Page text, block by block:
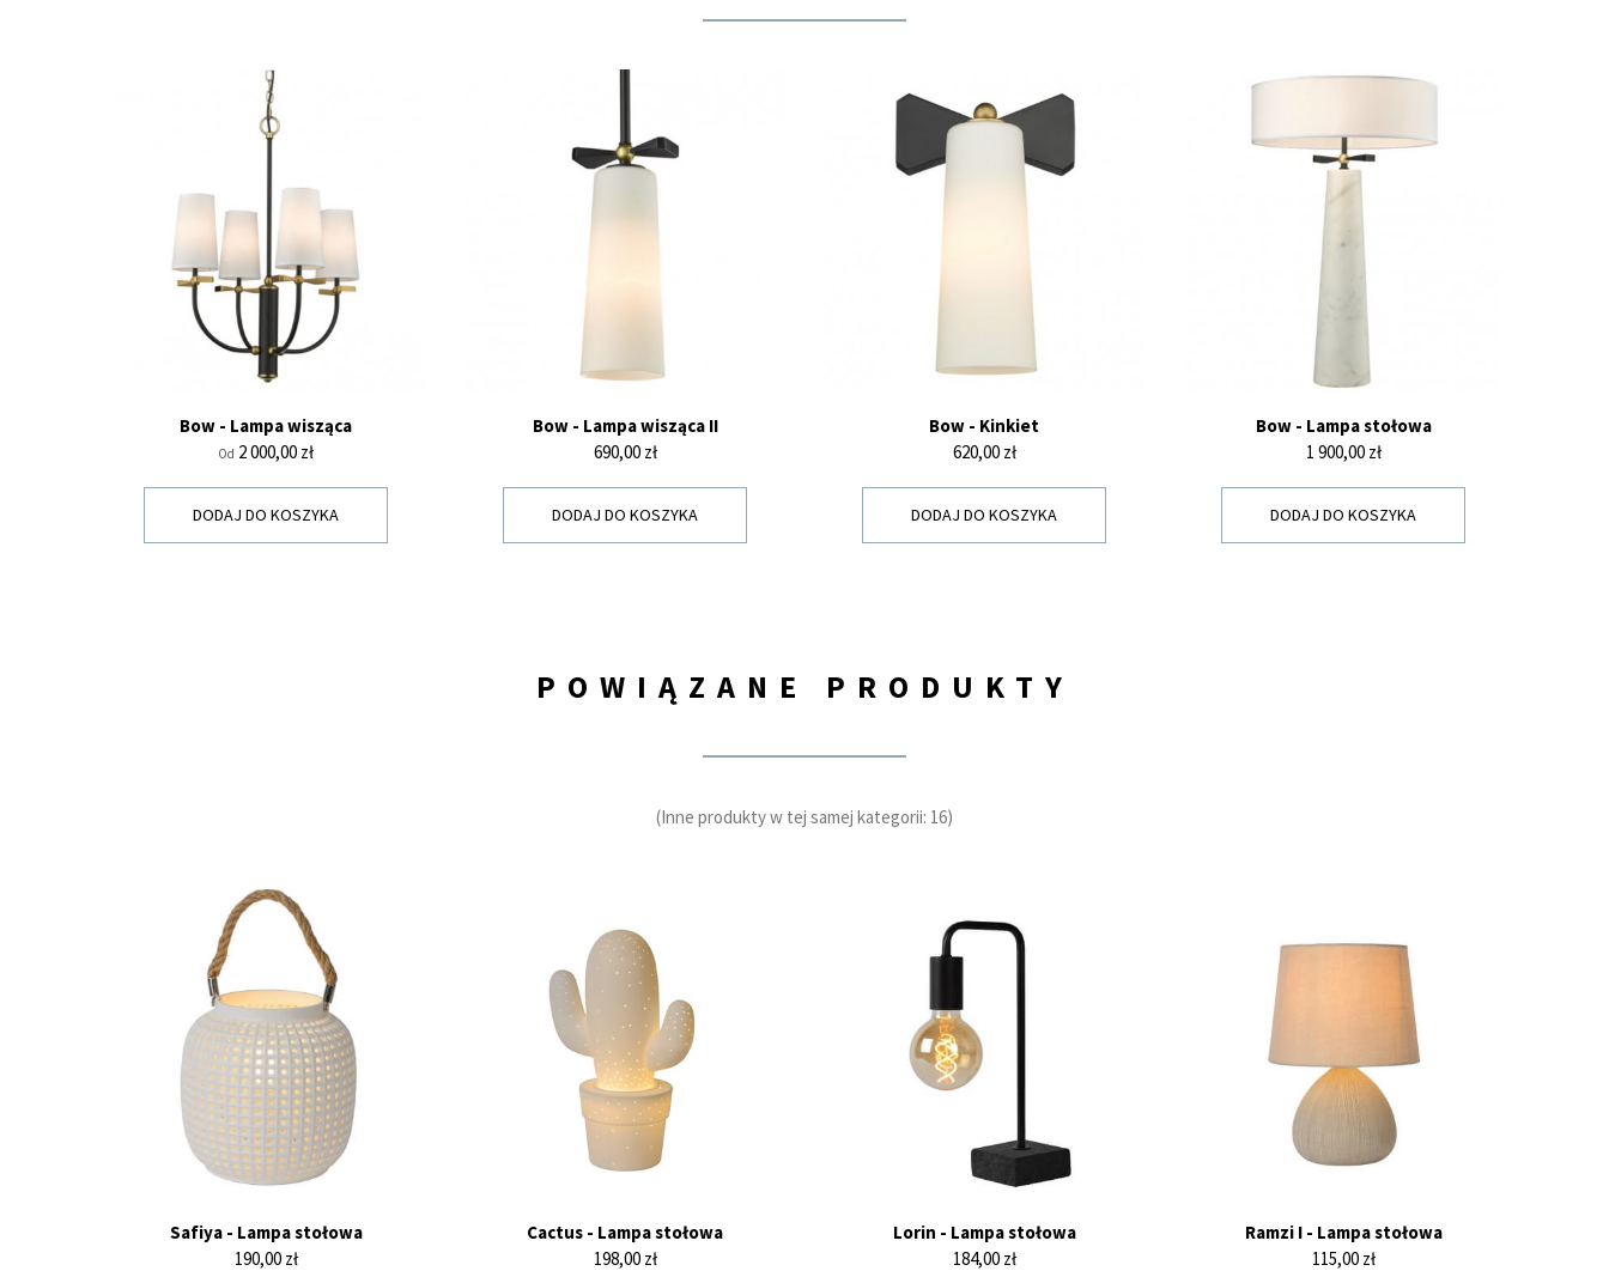
Bow - Lampa wisząca
Od Cena
2 000,00 zł
DODAJ DO KOSZYKA
Bow - Lampa wisząca II
Cena
690,00 zł
DODAJ DO KOSZYKA
Bow - Kinkiet
Cena
620,00 zł
DODAJ DO KOSZYKA
Bow - Lampa stołowa
Cena
1 900,00 zł
DODAJ DO KOSZYKA
POWIĄZANE PRODUKTY
(Inne produkty w tej samej kategorii: 16)
Safiya - Lampa stołowa
Cena
190,00 zł
Cactus - Lampa stołowa
Cena
198,00 zł
Lorin - Lampa stołowa
Cena
184,00 zł
Ramzi I - Lampa stołowa
Cena
115,00 zł